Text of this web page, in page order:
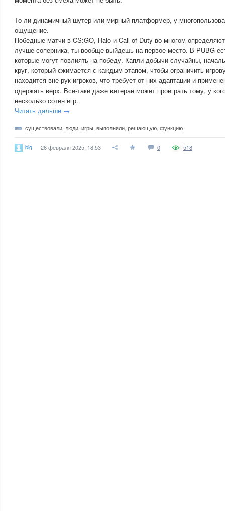
То ли динамичный шутер или мирный платформер, у
ощущение.
Победные матчи в CS:GO, Halo и Call of Duty во многом
лучше соперника, ты вообще выйдешь на первое место. В PUBG
которые могут повлиять на победу. Капли добычи случайны,
круг, который сжимается с каждым этапом, чтобы ограничить
находится вне рук игроков, что требует от них адаптации и
одержать верх. Все-таки даже ветеран может проиграть тому, у
несколько сотен игр.
Читать дальше →
существовали люди игры выполняли решающую функцию
big 26 февраля 2025, 18:53 0 518